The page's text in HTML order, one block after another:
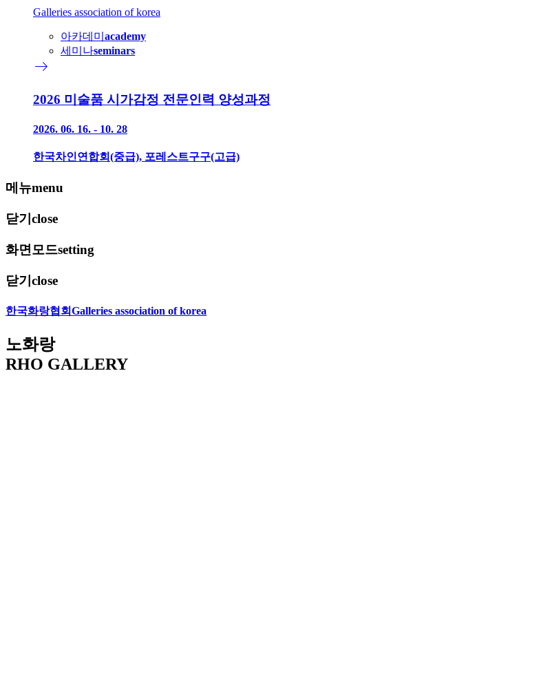
Galleries association of korea
아카데미 academy
세미나seminars
east
2026 미술품 시가감정 전문인력 양성과정
2026. 06. 16. - 10. 28
한국차인연합회(중급), 포레스트구구(고급)
메뉴menu
닫기 close
화면모드setting
닫기 close
한국화랑협회Galleries association of korea
노화랑
RHO GALLERY